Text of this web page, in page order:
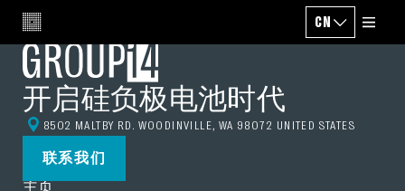
CHANGE
CN
开启硅负极电池时代
8502 MALTBY RD. WOODINVILLE, WA 98072 UNITED STATES
联系我们
主页